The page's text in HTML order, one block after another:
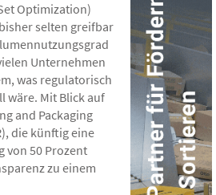
Optimization)
selten greifbar
Unternehmen
was regulatorisch
wäre. Mit Blick auf
and Packaging
die künftig eine
von 50 Prozent
zu einem